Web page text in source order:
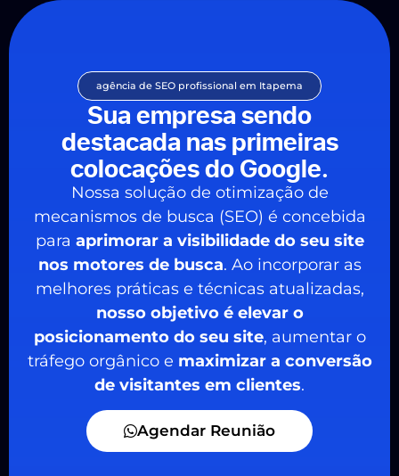
agência de SEO profissional em Itapema
Sua empresa sendo
destacada nas primeiras
colocações do Google.
Nossa solução de otimização de
mecanismos de busca (SEO) é concebida
para aprimorar a visibilidade do seu site
nos motores de busca. Ao incorporar as
melhores práticas e técnicas atualizadas,
nosso objetivo é elevar o
posicionamento do seu site, aumentar o
tráfego orgânico e maximizar a conversão
de visitantes em clientes.
Agendar Reunião